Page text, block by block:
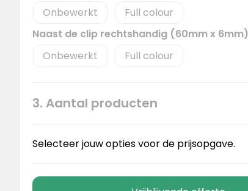
Onbewerkt
Full colour
Naast de clip rechtshandig (60mm x 6mm)
Onbewerkt
Full colour
3. Aantal producten
Selecteer jouw opties voor de prijsopgave.